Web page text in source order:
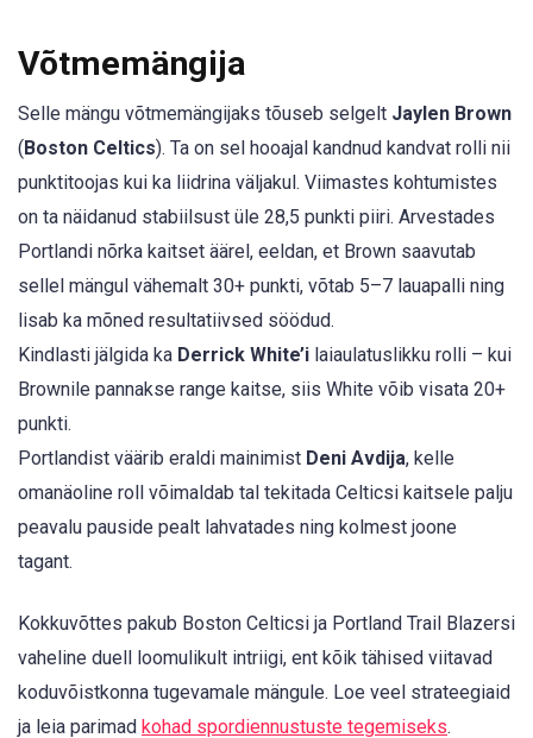
Võtmemängija
Selle mängu võtmemängijaks tõuseb selgelt Jaylen Brown
(Boston Celtics). Ta on sel hooajal kandnud kandvat rolli nii
punktitoojas kui ka liidrina väljakul. Viimastes kohtumistes
on ta näidanud stabiilsust üle 28,5 punkti piiri. Arvestades
Portlandi nõrka kaitset äärel, eeldan, et Brown saavutab
sellel mängul vähemalt 30+ punkti, võtab 5–7 lauapalli ning
lisab ka mõned resultatiivsed söödud.
Kindlasti jälgida ka Derrick White’i laiaulatuslikku rolli – kui
Brownile pannakse range kaitse, siis White võib visata 20+
punkti.
Portlandist väärib eraldi mainimist Deni Avdija, kelle
omanäoline roll võimaldab tal tekitada Celticsi kaitsele palju
peavalu pauside pealt lahvatades ning kolmest joone
tagant.
Kokkuvõttes pakub Boston Celticsi ja Portland Trail Blazersi
vaheline duell loomulikult intriigi, ent kõik tähised viitavad
koduvõistkonna tugevamale mängule. Loe veel strateegiaid
ja leia parimad kohad spordiennustuste tegemiseks.